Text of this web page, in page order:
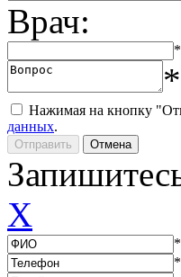
Врач:
*
*
Нажимая на кнопку
данных.
X
*
*